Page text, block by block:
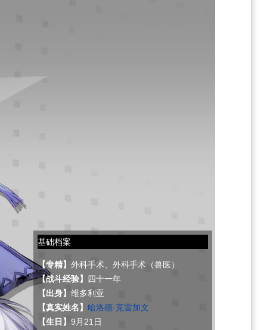
基础档案
【专精】 外科手术、外科手术（兽医）
【战斗经验】
四十一年
【出身】 维多利亚
【真实姓名】 哈洛德·克雷加文
【生日】 9月21日